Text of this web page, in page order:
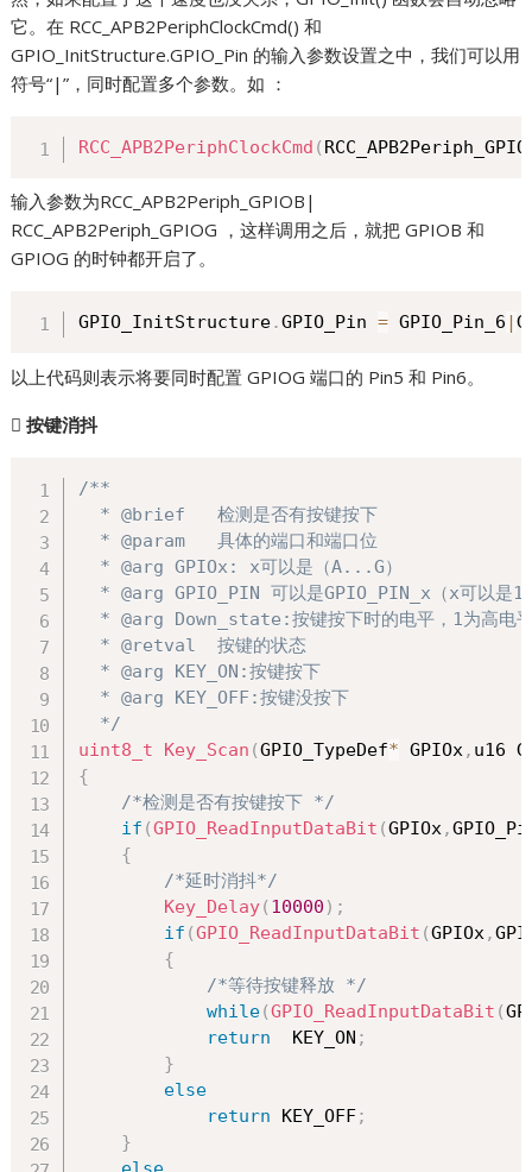
它。在 RCC_APB2PeriphClockCmd() 和
GPIO_InitStructure.GPIO_Pin 的输入参数设置之中，我们可以用
符号“|”，同时配置多个参数。如 ：
RCC_APB2PeriphClockCmd (
输入参数为RCC_APB2Periph_GPIOB|
RCC_APB2Periph_GPIOG ，这样调用之后，就把 GPIOB 和
GPIOG 的时钟都开启了。
GPIO_InitStructure.GPIO_Pin = GPIO_Pin_6 |
以上代码则表示将要同时配置 GPIOG 端口的 Pin5 和 Pin6。
按键消抖
/**
  * @brief   检测是否有按键按下
  * @param   具体的端口和端口位
  * @arg GPIOx: x可以是（A...G）
* @arg GPIO_PIN 可以是GPIO_PIN_x（x可以是
* @arg Down_state:按键按下时的电平，1为高电
  * @retval  按键的状态
  * @arg KEY_ON:按键按下
  * @arg KEY_OFF:按键没按下
  */
uint8_t
Key_Scan (GPIO_TypeDef* GPIOx , u16
{
/*检测是否有按键按下 */
if (GPIO_ReadInputDataBit (GPIOx ,
{
/*延时消抖*/
Key_Delay( 10000 ) ;
if (GPIO_ReadInputDataBit (GPIOx ,
{
/*等待按键释放 */
while(GPIO_ReadInputDataBit (
return
  KEY_ON
;
}
else
return KEY_OFF;
}